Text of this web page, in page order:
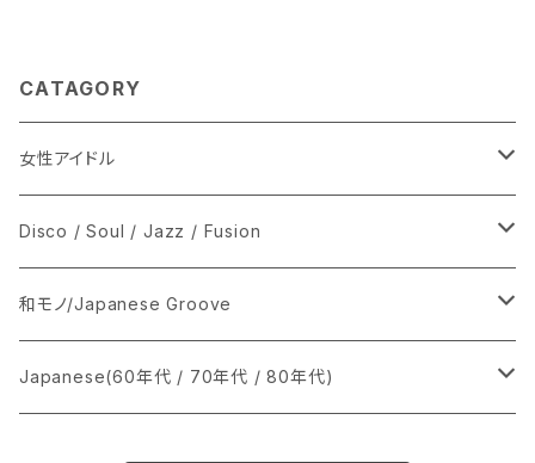
CATAGORY
女性アイドル
シングル盤
あ行
か行
LP
CD
Disco / Soul / Jazz / Fusion
シングル盤
A
12インチ・シングル
和モノ/Japanese Groove
シングル盤
Japanese(60年代 / 70年代 / 80年代)